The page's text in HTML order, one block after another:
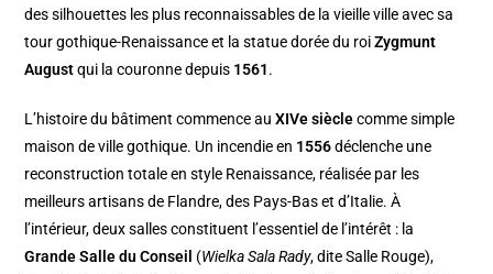
des silhouettes les plus reconnaissables de la vieille ville avec sa
tour gothique-Renaissance et la statue dorée du roiZygmunt
Augustqui la couronne depuis 1561.
L’histoire du bâtiment commence auXIVe sièclecomme simple
maison de ville gothique. Un incendie en 1556déclenche une
reconstruction totale en style Renaissance, réalisée par les
meilleurs artisans de Flandre, des Pays-Bas et d’Italie. À
l’intérieur, deux salles constituent l’essentiel de l’intérêt : la
Grande Salle du Conseil (Wielka Sala Rady, dite Salle Rouge),